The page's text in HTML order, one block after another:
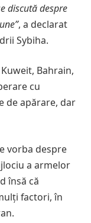
discută despre
, a declarat
Sybiha.
Bahrain,
cu
de apărare, dar
vorba despre
a armelor
însă că
factori, în